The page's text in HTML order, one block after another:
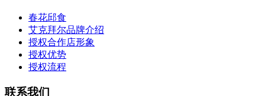
春花邱食
艾克拜尔品牌介绍
授权合作店形象
授权优势
授权流程
联系我们